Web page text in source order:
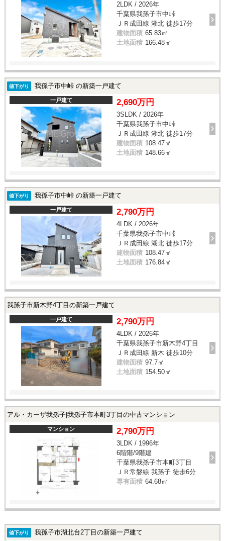
2LDK / 2026年
千葉県我孫子市中峠
ＪＲ成田線 湖北 徒歩17分
建物面積 65.83㎡
土地面積 166.48㎡
値下がり 我孫子市中峠 の新築一戸建て
一戸建て 2,690万円
3SLDK / 2026年
千葉県我孫子市中峠
ＪＲ成田線 湖北 徒歩17分
建物面積 108.47㎡
土地面積 148.66㎡
値下がり 我孫子市中峠 の新築一戸建て
一戸建て 2,790万円
4LDK / 2026年
千葉県我孫子市中峠
ＪＲ成田線 湖北 徒歩17分
建物面積 108.47㎡
土地面積 176.84㎡
我孫子市新木野4丁目の新築一戸建て
一戸建て 2,790万円
4LDK / 2026年
千葉県我孫子市新木野4丁目
ＪＲ成田線 新木 徒歩10分
建物面積 97.7㎡
土地面積 154.50㎡
アル・カーザ我孫子|我孫子市本町3丁目の中古マンション
マンション 2,790万円
3LDK / 1996年
6階階/9階建
千葉県我孫子市本町3丁目
ＪＲ常磐線 我孫子 徒歩6分
専有面積 64.68㎡
値下がり 我孫子市湖北台2丁目の新築一戸建て